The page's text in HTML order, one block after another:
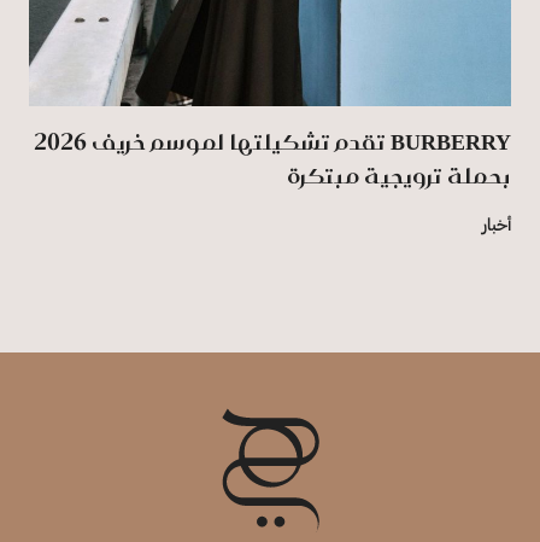
BURBERRY تقدم تشكيلتها لموسم خريف 2026
بحملة ترويجية مبتكرة
أخبار